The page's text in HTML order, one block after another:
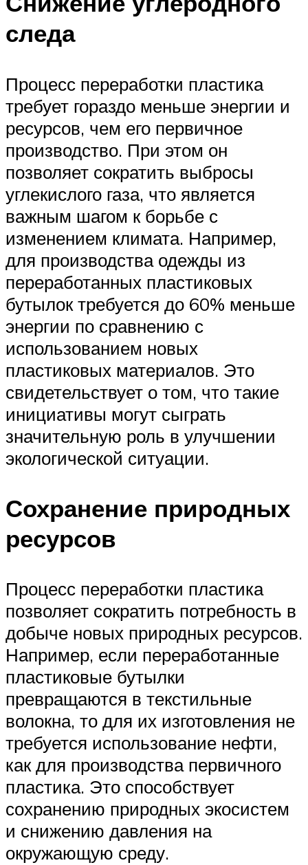
следа
Процесс переработки пластика
требует гораздо меньше энергии и
ресурсов, чем его первичное
производство. При этом он
позволяет сократить выбросы
углекислого газа, что является
важным шагом к борьбе с
изменением климата. Например,
для производства одежды из
переработанных пластиковых
бутылок требуется до 60% меньше
энергии по сравнению с
использованием новых
пластиковых материалов. Это
свидетельствует о том, что такие
инициативы могут сыграть
значительную роль в улучшении
экологической ситуации.
Сохранение природных
ресурсов
Процесс переработки пластика
позволяет сократить потребность в
добыче новых природных ресурсов.
Например, если переработанные
пластиковые бутылки
превращаются в текстильные
волокна, то для их изготовления не
требуется использование нефти,
как для производства первичного
пластика. Это способствует
сохранению природных экосистем
и снижению давления на
окружающую среду.